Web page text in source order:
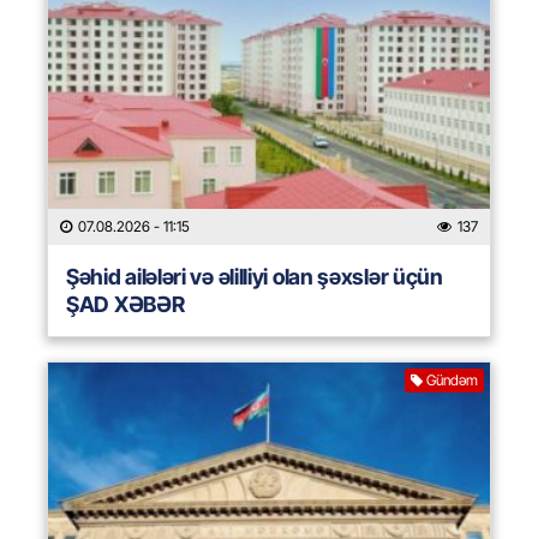
07.08.2026 - 11:15 137
Şəhid ailələri və əlilliyi olan şəxslər üçün
ŞAD XƏBƏR
Gündəm